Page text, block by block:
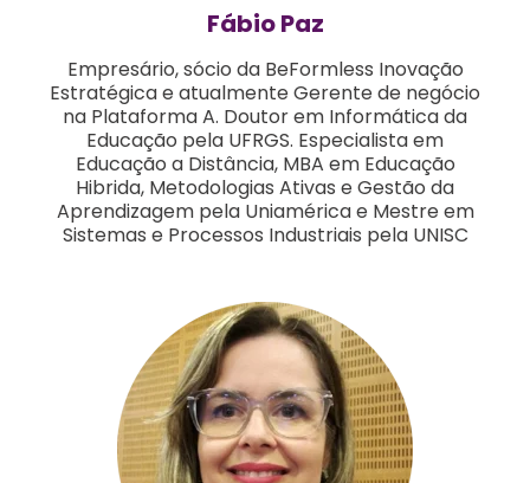
Fábio Paz
Empresário, sócio da BeFormless Inovação
Estratégica e atualmente Gerente de negócio
na Plataforma A. Doutor em Informática da
Educação pela UFRGS. Especialista em
Educação a Distância, MBA em Educação
Hibrida, Metodologias Ativas e Gestão da
Aprendizagem pela Uniamérica e Mestre em
Sistemas e Processos Industriais pela UNISC